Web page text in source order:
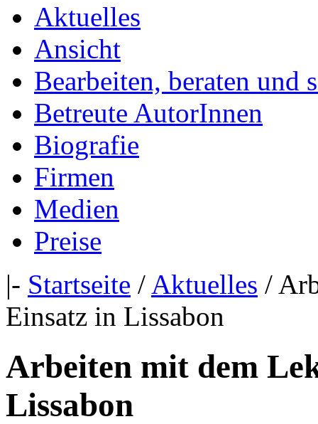
Aktuelles
Ansicht
Bearbeiten, beraten und
Betreute AutorInnen
Biografie
Firmen
Medien
Preise
|- Startseite / Aktuelles /
Einsatz in Lissabon
Arbeiten mit dem
Lissabon